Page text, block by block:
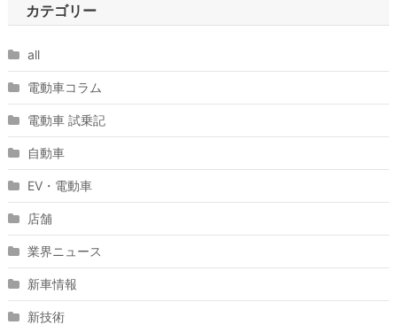
カテゴリー
all
電動車コラム
電動車 試乗記
自動車
EV・電動車
店舗
業界ニュース
新車情報
新技術